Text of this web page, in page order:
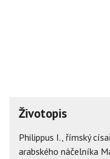
Životopis
Philippus I., římský
arabského náčelníka